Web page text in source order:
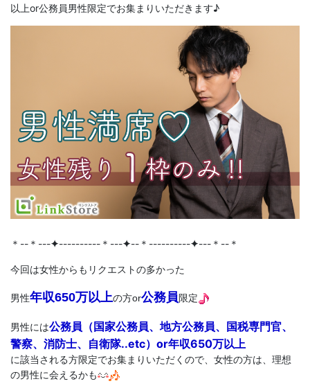
以上or公務員男性限定でお集まりいただきます♪
＊--＊---✦----------＊---✦--＊----------✦---＊--＊
今回は女性からもリクエストの多かった
男性年収650万以上の方or公務員限定
男性には公務員（国家公務員、地方公務員、国税専門官、
警察、消防士、自衛隊..etc）or年収650万以上
に該当される方限定でお集まりいただくので、 女性の方は、理想
の男性に会えるかも